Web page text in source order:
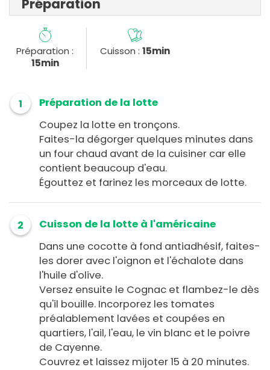
Préparation
Préparation :
15min
Cuisson : 15min
1
Préparation de la lotte
Coupez la lotte en tronçons.
Faites-la dégorger quelques minutes dans
un four chaud avant de la cuisiner car elle
contient beaucoup d'eau.
Égouttez et farinez les morceaux de lotte.
2
Cuisson de la lotte à l'américaine
Dans une cocotte à fond antiadhésif, faites-
les dorer avec l'oignon et l'échalote dans
l'huile d'olive.
Versez ensuite le Cognac et flambez-le dès
qu'il bouille. Incorporez les tomates
préalablement lavées et coupées en
quartiers, l'ail, l'eau, le vin blanc et le poivre
de Cayenne.
Couvrez et laissez mijoter 15 à 20 minutes.